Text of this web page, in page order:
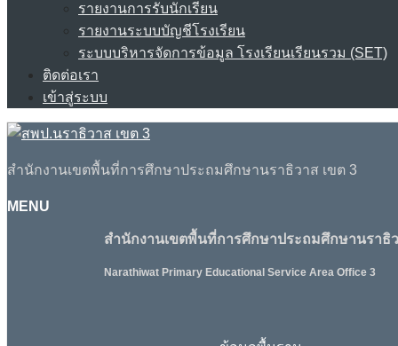
รายงานการรับนักเรียน
รายงานระบบบัญชีโรงเรียน
ระบบบริหารจัดการข้อมูล โรงเรียนเรียนรวม (SET)
ติดต่อเรา
เข้าสู่ระบบ
สำนักงานเขตพื้นที่การศึกษาประถมศึกษานราธิวาส เขต 3
MENU
สำนักงานเขตพื้นที่การศึกษาประถมศึกษานราธิว
Narathiwat Primary Educational Service Area Office 3